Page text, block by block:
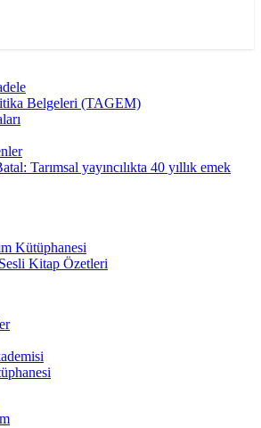
Belgeleri (TAGEM)
Tarımsal yayıncılıkta 40 yıllık emek
Kütüphanesi
Kitap Özetleri